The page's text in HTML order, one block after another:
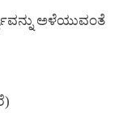
ಅಳೆಯುವಂತೆ